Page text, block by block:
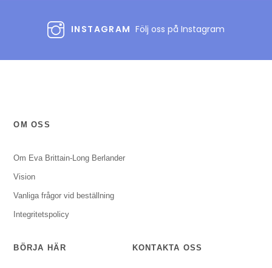
INSTAGRAM Följ oss på Instagram
OM OSS
Om Eva Brittain-Long Berlander
Vision
Vanliga frågor vid beställning
Integritetspolicy
BÖRJA HÄR KONTAKTA OSS